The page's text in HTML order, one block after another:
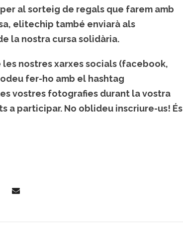
al sorteig de regals que farem amb
elitechip també enviarà als
la nostra cursa solidària.
nostres xarxes socials (facebook,
fer-ho amb el hashtag
vostres fotografies durant la vostra
a participar. No oblideu inscriure-us! És